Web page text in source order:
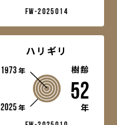
fw-2025014
ハリギリ
1973年
2025年
樹齢
52
年